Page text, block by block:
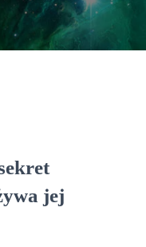
jej